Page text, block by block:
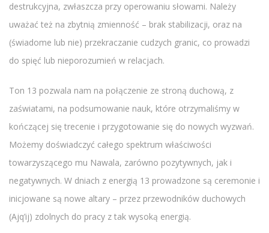
destrukcyjna, zwłaszcza przy operowaniu słowami. Należy
uważać też na zbytnią zmienność – brak stabilizacji, oraz na
(świadome lub nie) przekraczanie cudzych granic, co prowadzi
do spięć lub nieporozumień w relacjach.
Ton 13 pozwala nam na połączenie ze stroną duchową, z
zaświatami, na podsumowanie nauk, które otrzymaliśmy w
kończącej się trecenie i przygotowanie się do nowych wyzwań.
Możemy doświadczyć całego spektrum właściwości
towarzyszącego mu Nawala, zarówno pozytywnych, jak i
negatywnych. W dniach z energią 13 prowadzone są ceremonie i
inicjowane są nowe altary – przez przewodników duchowych
(Ajq’ij) zdolnych do pracy z tak wysoką energią.